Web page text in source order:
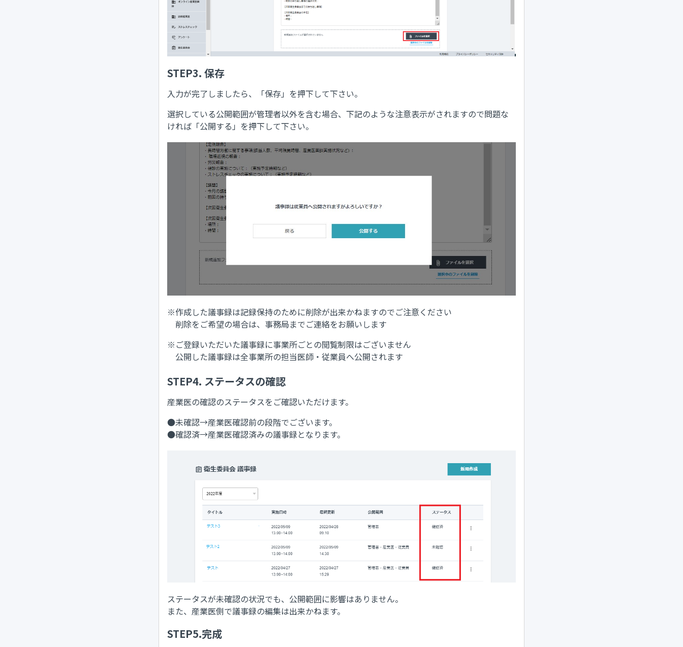
STEP3. 保存
入力が完了しましたら、「保存」を押下して下さい。
選択している公開範囲が管理者以外を含む場合、下記のような注意表示がされますので問題な
ければ「公開する」を押下して下さい。
※作成した議事録は記録保持のために削除が出来かねますのでご注意ください
削除をご希望の場合は、事務局までご連絡をお願いします
※ご登録いただいた議事録に事業所ごとの閲覧制限はございません
公開した議事録は全事業所の担当医師・従業員へ公開されます
STEP4. ステータスの確認
産業医の確認のステータスをご確認いただけます。
●未確認→産業医確認前の段階でございます。
●確認済→産業医確認済みの議事録となります。
ステータスが未確認の状況でも、公開範囲に影響はありません。
また、産業医側で議事録の編集は出来かねます。
STEP5.完成